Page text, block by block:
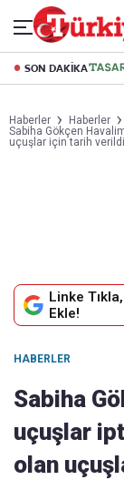
SON DAKİKA
Haberler
Haberler
Sabiha Gökçen
uçuşlar için tarih verildi
Linke
Ekle!
HABERLER
Sabiha
uçuşlar
olan